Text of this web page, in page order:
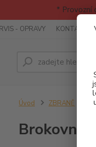
* Provozní
- OPRAVY KONTAKTY
Úvod ZBRANĚ